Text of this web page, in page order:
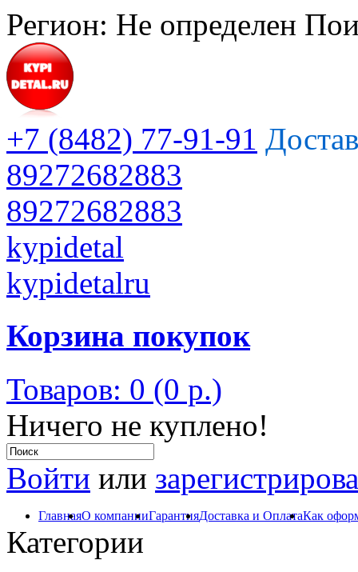
Регион: Не определен
+7 (8482) 77-91-91
89272682883
89272682883
kypidetal
kypidetalru
Корзина покупок
Товаров: 0 (0 р.)
Ничего не куплено!
Войти или
ГлавнаяО компанииГарантияДоставка и ОплатаКак
Категории